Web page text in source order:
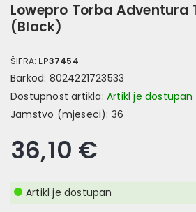
Lowepro Torba Adventura
(Black)
ŠIFRA: LP37454
Barkod: 8024221723533
Dostupnost artikla: Artikl je dostupan
Jamstvo (mjeseci): 36
36,10 €
Artikl je dostupan